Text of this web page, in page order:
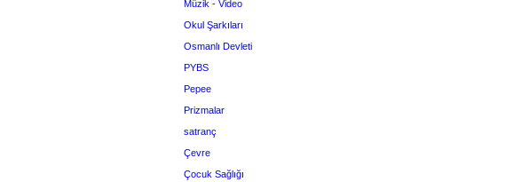
Müzik - Video
Okul Şarkıları
Osmanlı Devleti
PYBS
Pepee
Prizmalar
satranç
Çevre
Çocuk Sağlığı